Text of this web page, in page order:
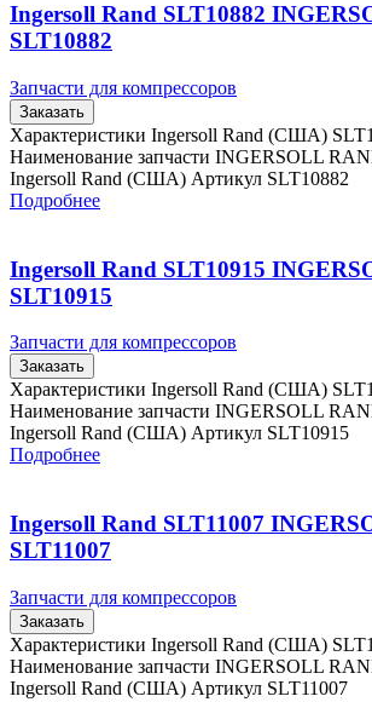
Ingersoll Rand SLT10882
SLT10882
Запчасти для компрессоров
Заказать
Характеристики Ingersoll Rand (США)
Наименование запчасти INGERSOLL
Ingersoll Rand (США) Артикул SLT10882
Подробнее
Ingersoll Rand SLT10915
SLT10915
Запчасти для компрессоров
Заказать
Характеристики Ingersoll Rand (США)
Наименование запчасти INGERSOLL
Ingersoll Rand (США) Артикул SLT10915
Подробнее
Ingersoll Rand SLT11007
SLT11007
Запчасти для компрессоров
Заказать
Характеристики Ingersoll Rand (США)
Наименование запчасти INGERSOLL
Ingersoll Rand (США) Артикул SLT11007